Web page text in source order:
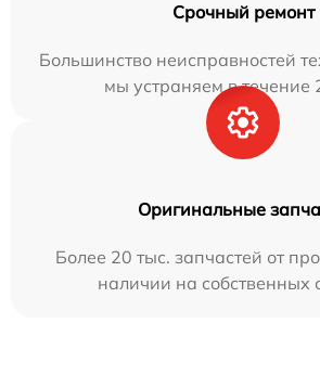
Срочный ремонт
Большинство неисправностей
мы устраняем в течение
Оригинальные
Более 20 тыс. запчастей от
наличии на собственных